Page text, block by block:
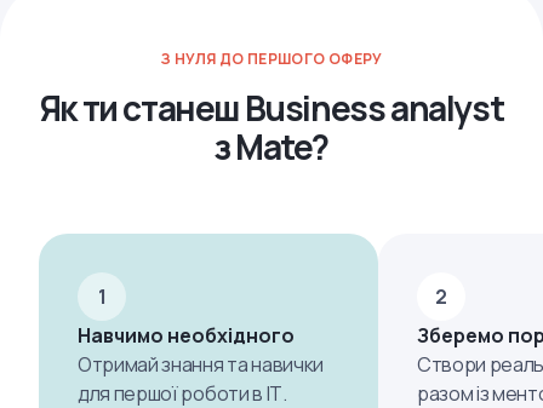
З НУЛЯ ДО ПЕРШОГО ОФЕРУ
Як ти станеш Business analyst
з Mate?
1
Навчимо необхідного
Отримай знання та навички
для першої роботи в ІТ.
2
Зберемо
Створи
разом із